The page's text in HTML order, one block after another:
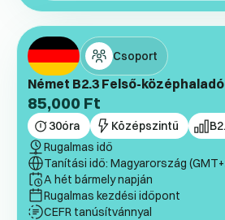
Csoport
Német B2.3 Felső-
85,000 Ft
30óra Középszintű
Rugalmas idő
Tanítási idő: Magyarország
A hét bármely napján
Rugalmas kezdési időpont
CEFR tanúsítvánnyal